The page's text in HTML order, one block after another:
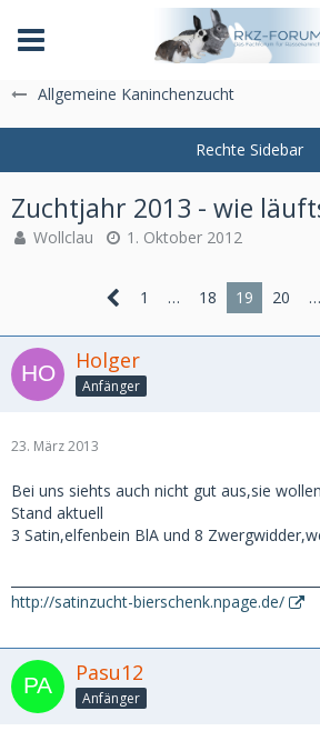
Das Fachforum der Rassekaninchenzucht
Allgemeine Kaninchenzucht
Zuchtjahr 2013 - wie
Wollclau 1. Oktober 2012
1 … 18 19 20 …
Holger
Anfänger
23. März 2013
Bei uns siehts auch nicht gut aus,sie
Stand aktuell
3 Satin,elfenbein BlA und 8
http://satinzucht-bierschenk.npage.de/
Pasu12
Anfänger